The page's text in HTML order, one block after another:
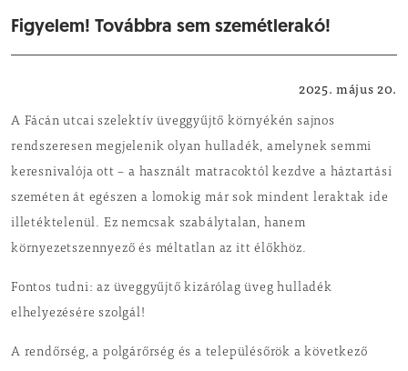
Figyelem! Továbbra sem szemétlerakó!
2025. május 20.
A Fácán utcai szelektív üveggyűjtő környékén sajnos
rendszeresen megjelenik olyan hulladék, amelynek semmi
keresnivalója ott – a használt matracoktól kezdve a háztartási
szeméten át egészen a lomokig már sok mindent leraktak ide
illetéktelenül. Ez nemcsak szabálytalan, hanem
környezetszennyező és méltatlan az itt élőkhöz.
Fontos tudni: az üveggyűjtő kizárólag üveg hulladék
elhelyezésére szolgál!
A rendőrség, a polgárőrség és a településőrök a következő